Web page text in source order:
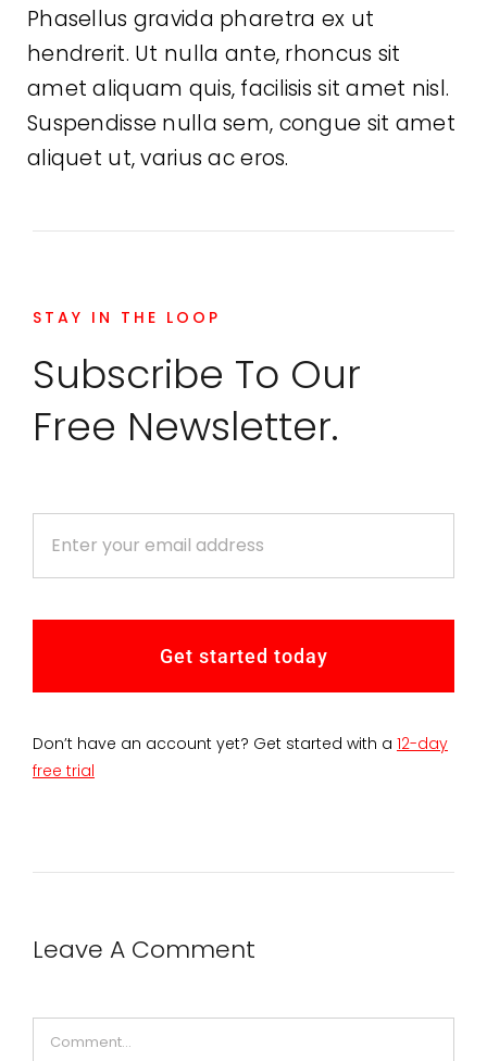
Phasellus gravida pharetra ex ut
hendrerit. Ut nulla ante, rhoncus sit
amet aliquam quis, facilisis sit amet nisl.
Suspendisse nulla sem, congue sit amet
aliquet ut, varius ac eros.
STAY IN THE LOOP
Subscribe To Our
Free Newsletter.
Get started today
Don’t have an account yet? Get started with a 12-day
free trial
Leave A Comment
Comment